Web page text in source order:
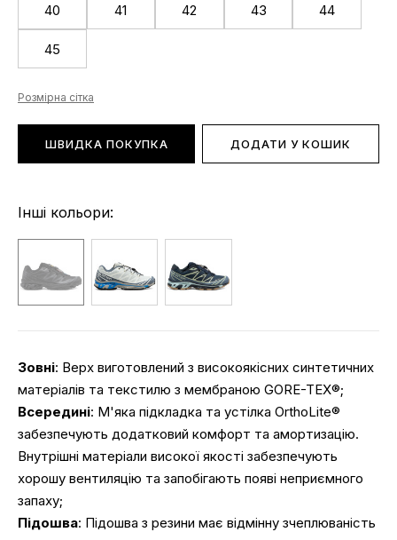
40 41 42 43 44
45
Розмірна сітка
ШВИДКА ПОКУПКА ДОДАТИ У КОШИК
Інші кольори:
Зовні: Верх виготовлений з високоякісних синтетичних
матеріалів та текстилю з мембраною GORE-TEX®;
Всередині: М'яка підкладка та устілка OrthoLite®
забезпечують додатковий комфорт та амортизацію.
Внутрішні матеріали високої якості забезпечують
хорошу вентиляцію та запобігають появі неприємного
запаху;
Підошва: Підошва з резини має відмінну зчеплюваність